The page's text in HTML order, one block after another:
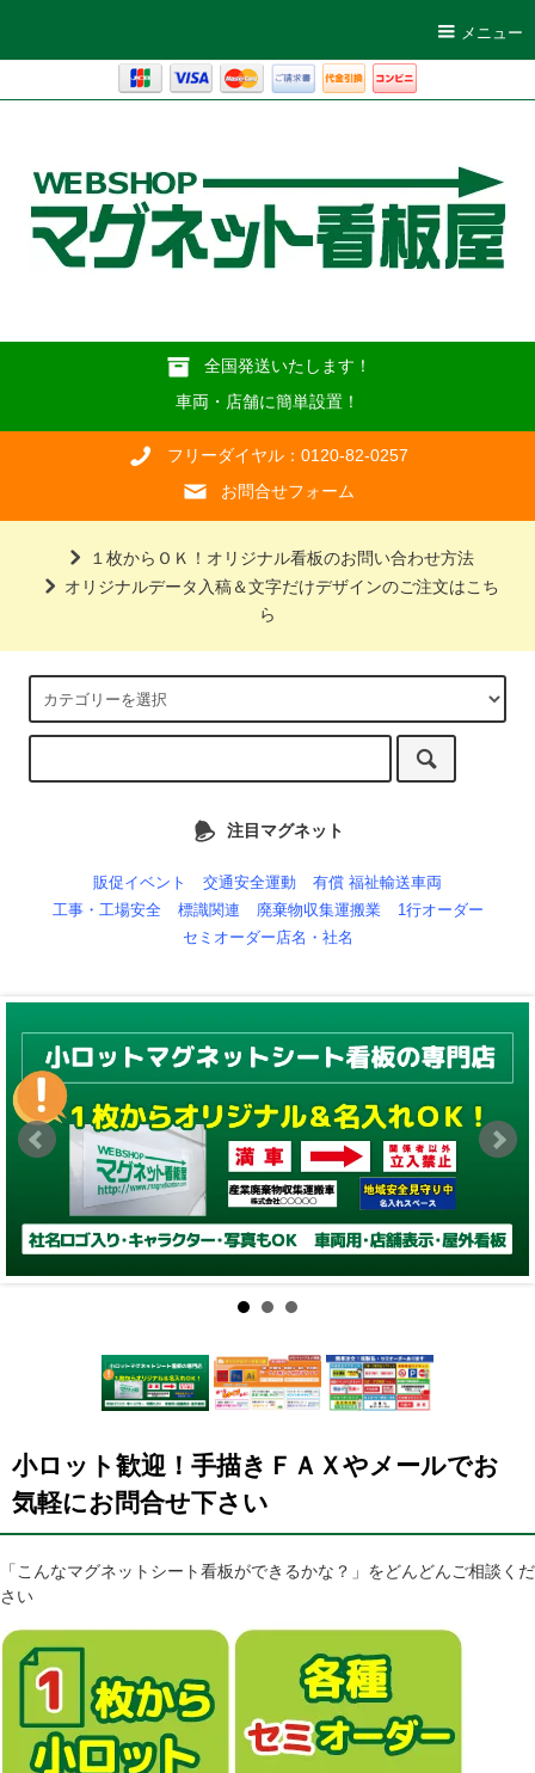
メニュー
全国発送いたします！
車両・店舗に簡単設置！
フリーダイヤル：0120-82-0257
お問合せフォーム
１枚からＯＫ！オリジナル看板のお問い合わせ方法
オリジナルデータ入稿＆文字だけデザインのご注文はこち
ら
注目マグネット
販促イベント 交通安全運動
有償 福祉輸送車両
工事・工場安全
標識関連 廃棄物収集運搬業
1行オーダー
セミオーダー店名・社名
小ロット歓迎！手描きＦＡＸやメールでお
気軽にお問合せ下さい
「こんなマグネットシート看板ができるかな？」をどんどんご相談くだ
さい